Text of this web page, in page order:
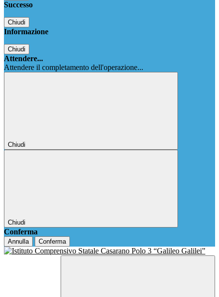
Successo
Chiudi
Informazione
Chiudi
Attendere...
Attendere il completamento dell'operazione...
Chiudi
Chiudi
Conferma
Annulla Conferma